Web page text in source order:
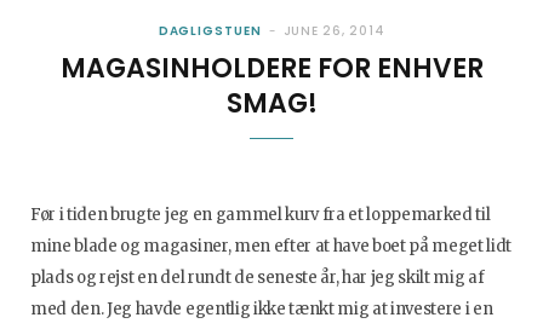
DAGLIGSTUEN JUNE 26, 2014
MAGASINHOLDERE FOR ENHVER
SMAG!
Før i tiden brugte jeg en gammel kurv fra et loppemarked til
mine blade og magasiner, men efter at have boet på meget lidt
plads og rejst en del rundt de seneste år, har jeg skilt mig af
med den. Jeg havde egentlig ikke tænkt mig at investere i en